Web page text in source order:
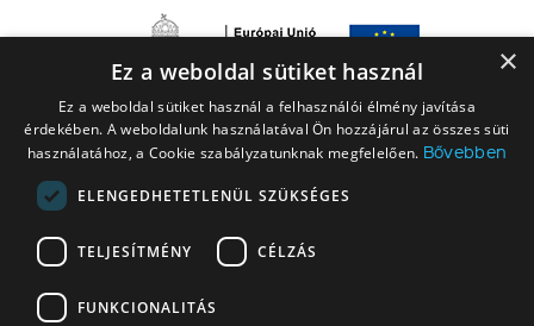
A LEGO elnevezés, a LEGO logó, a Minifigure, a DUPLO, a DUPLO logó, a
NINJAGO, a NINJAGO logó, a FRIENDS logó, a HIDDEN SIDE logó, a MINIFIGURES
logó, a MINDSTORMS, a MINDSTORMS logó, a VIDIYO, a NEXO KNIGHTS,
NEXO KNIGHTS logó, az EDITIONS logó és a SMART PLAY logó a The LEGO
×
Ez a weboldal sütiket használ
Ez a weboldal sütiket használ a felhasználói élmény javítása
érdekében. A weboldalunk használatával Ön hozzájárul az összes süti
használatához, a Cookie szabályzatunknak megfelelően. Bővebben
ELENGEDHETETLENÜL SZÜKSÉGES
TELJESÍTMÉNY CÉLZÁS
FUNKCIONALITÁS